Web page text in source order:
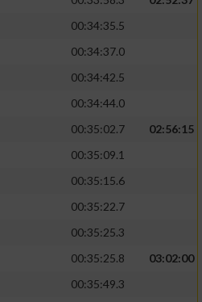
00:34:35.5
00:34:37.0
00:34:42.5
00:34:44.0
00:35:02.7
02:56:15
00:35:09.1
00:35:15.6
00:35:22.7
00:35:25.3
00:35:25.8
03:02:00
00:35:49.3